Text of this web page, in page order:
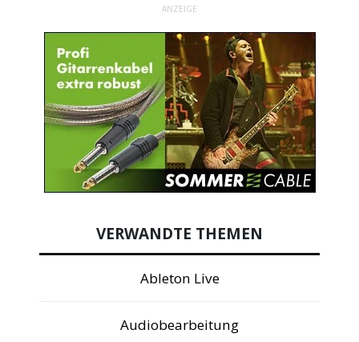
ANZEIGE
VERWANDTE THEMEN
Ableton Live
Audiobearbeitung